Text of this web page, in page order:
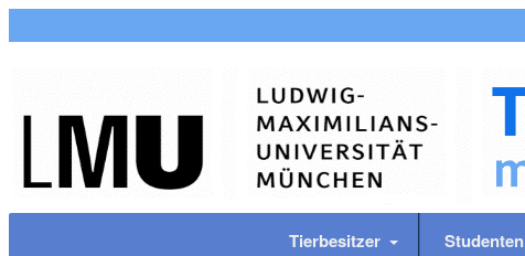
Tierbesitzer Studenten